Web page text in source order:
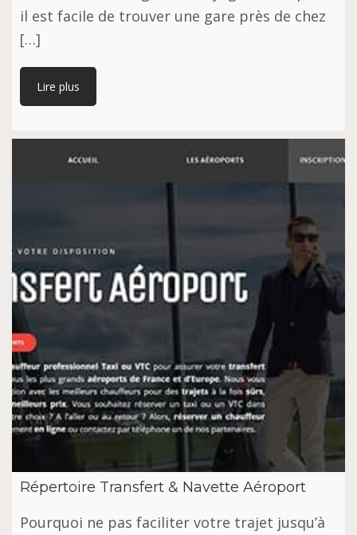
il est facile de trouver une gare près de chez
[…]
Lire plus
Répertoire Transfert & Navette Aéroport
Pourquoi ne pas faciliter votre trajet jusqu’à